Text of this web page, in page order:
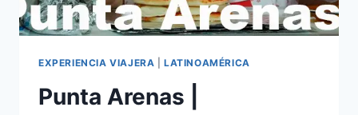
EXPERIENCIA VIAJERA |LATINOAMÉRICA
Punta Arenas |